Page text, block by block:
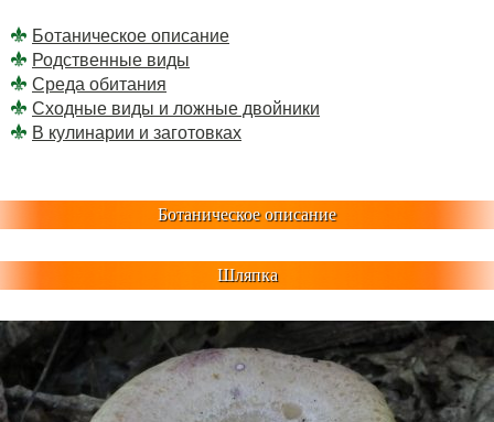
Ботаническое описание
Родственные виды
Среда обитания
Сходные виды и ложные двойники
В кулинарии и заготовках
Ботаническое описание
Шляпка